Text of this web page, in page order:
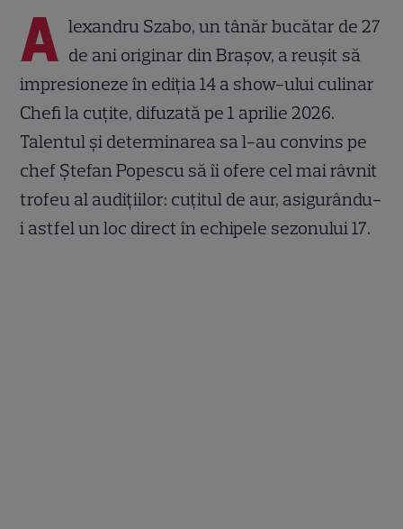
A lexandru Szabo, un tânăr bucătar de 27
de ani originar din Brașov, a reușit să
impresioneze în ediția 14 a show-ului culinar
Chefi la cuțite, difuzată pe 1 aprilie 2026.
Talentul și determinarea sa l-au convins pe
chef Ștefan Popescu să îi ofere cel mai râvnit
trofeu al audițiilor: cuțitul de aur, asigurându-
i astfel un loc direct în echipele sezonului 17.